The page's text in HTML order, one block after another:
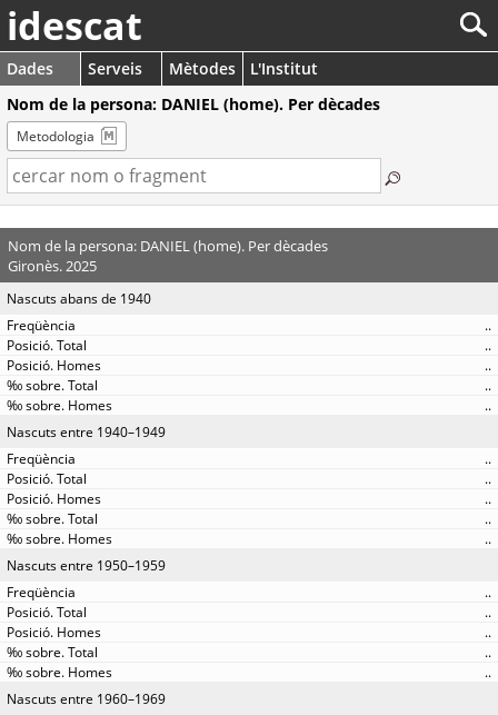
idescat
Dades Serveis Mètodes
L'Institut
Nom de la persona: DANIEL (home). Per dècades
Metodologia
Nom de la persona: DANIEL (home). Per dècades
Gironès. 2025
Nascuts abans de 1940
..
..
..
..
..
Nascuts entre 1940–1949
..
..
..
..
..
Nascuts entre 1950–1959
..
..
..
..
..
Nascuts entre 1960–1969